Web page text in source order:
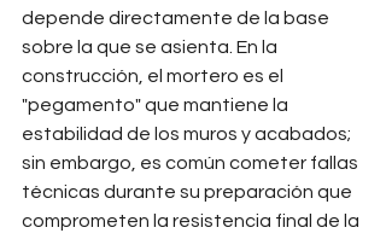
depende directamente de la base
sobre la que se asienta. En la
construcción, el mortero es el
"pegamento" que mantiene la
estabilidad de los muros y acabados;
sin embargo, es común cometer fallas
técnicas durante su preparación que
comprometen la resistencia final de la